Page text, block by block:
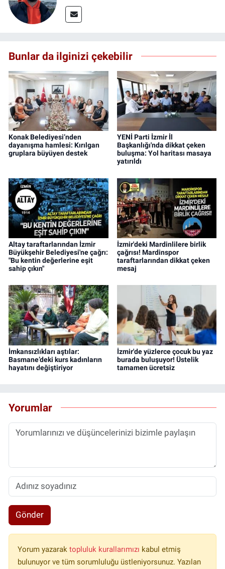
Bunlar da ilginizi çekebilir
Konak Belediyesi’nden
dayanışma hamlesi: Kırılgan
gruplara büyüyen destek
YENİ Parti İzmir İl
Başkanlığı'nda dikkat çeken
buluşma: Yol haritası masaya
yatırıldı
Altay taraftarlarından İzmir
Büyükşehir Belediyesi'ne çağrı:
"Bu kentin değerlerine eşit
sahip çıkın"
İzmir'deki Mardinlilere birlik
çağrısı! Mardinspor
taraftarlarından dikkat çeken
mesaj
İmkansızlıkları aştılar:
Basmane’deki kurs kadınların
hayatını değiştiriyor
İzmir'de yüzlerce çocuk bu yaz
burada buluşuyor! Üstelik
tamamen ücretsiz
Yorumlar
Gönder
Yorum yazarak topluluk kurallarımızı kabul etmiş
bulunuyor ve tüm sorumluluğu üstleniyorsunuz. Yazılan